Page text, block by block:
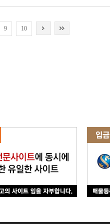
9 10